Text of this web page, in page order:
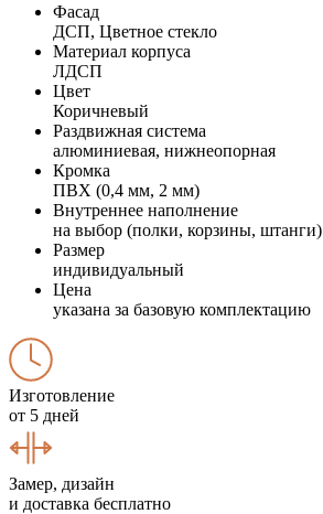
Фасад
ДСП, Цветное стекло
Материал корпуса
ЛДСП
Цвет
Коричневый
Раздвижная система
алюминиевая, нижнеопорная
Кромка
ПВХ (0,4 мм, 2 мм)
Внутреннее наполнение
на выбор (полки, корзины, штанги)
Размер
индивидуальный
Цена
указана за базовую комплектацию
Изготовление
от 5 дней
Замер, дизайн
и доставка бесплатно